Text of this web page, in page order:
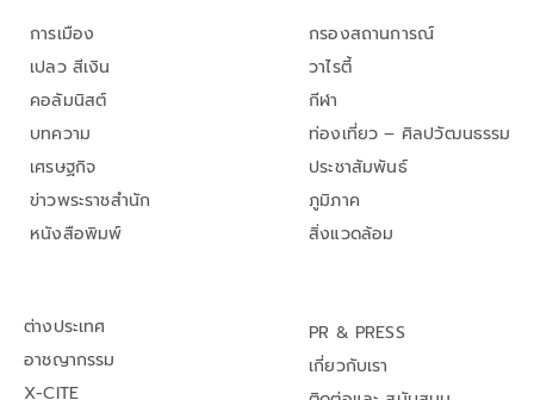
การเมือง
เปลว สีเงิน
คอลัมนิสต์
บทความ
เศรษฐกิจ
ข่าวพระราชสำนัก
หนังสือพิมพ์
กรองสถานการณ์
วาไรตี้
กีฬา
ท่องเที่ยว – ศิลปวัฒนธรรม
ประชาสัมพันธ์
ภูมิภาค
สิ่งแวดล้อม
ต่างประเทศ
อาชญากรรม
X-CITE
PR & PRESS
เกี่ยวกับเรา